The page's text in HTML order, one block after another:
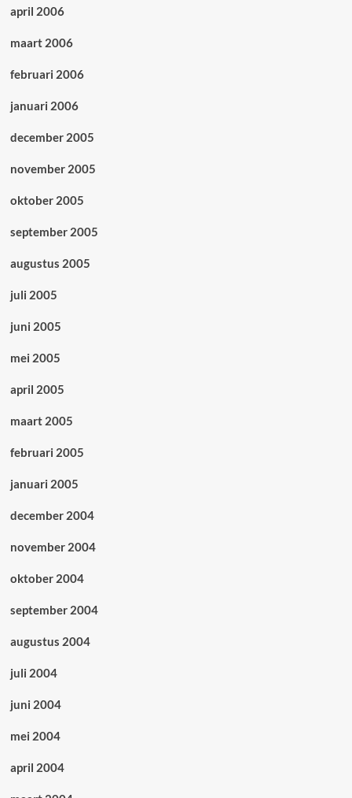
april 2006
maart 2006
februari 2006
januari 2006
december 2005
november 2005
oktober 2005
september 2005
augustus 2005
juli 2005
juni 2005
mei 2005
april 2005
maart 2005
februari 2005
januari 2005
december 2004
november 2004
oktober 2004
september 2004
augustus 2004
juli 2004
juni 2004
mei 2004
april 2004